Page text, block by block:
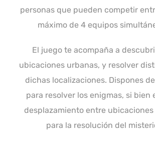
personas que pueden competir
máximo de 4 equipos
El juego te acompaña a
ubicaciones urbanas, y resolver
dichas localizaciones. Dispones
para resolver los enigmas, si bien
desplazamiento entre
para la resolución del